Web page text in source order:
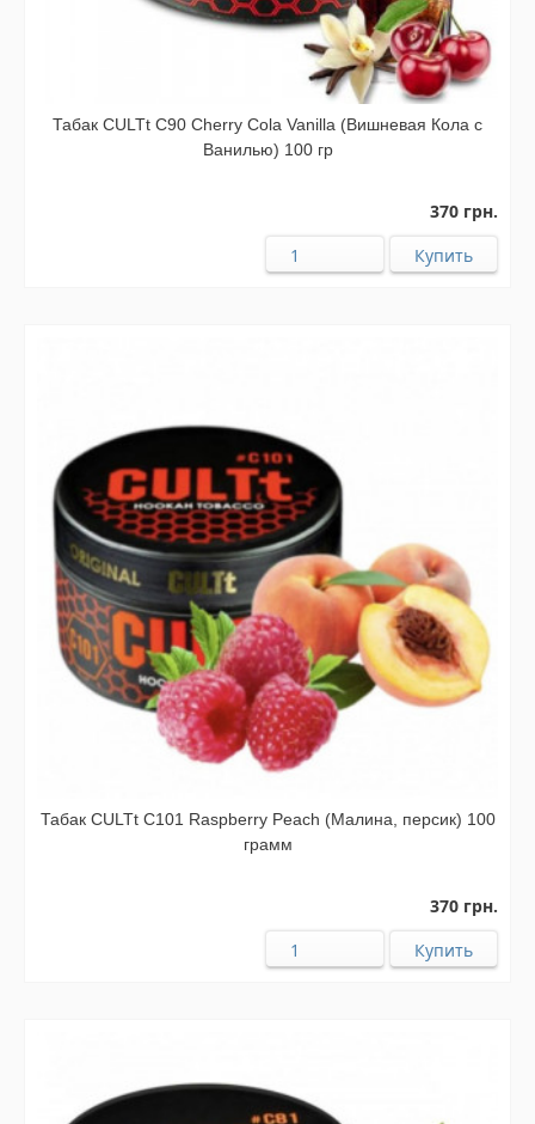
Табак CULTt C90 Cherry Cola Vanilla (Вишневая Кола с
Ванилью) 100 гр
370 грн.
Табак CULTt C101 Raspberry Peach (Малина, персик) 100
грамм
370 грн.